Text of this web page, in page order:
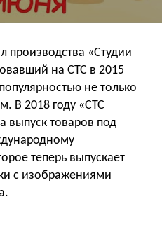
производства «Студии
на СТС в 2015
не только
В 2018 году «СТС
выпуск товаров под
теперь выпускает
с изображениями